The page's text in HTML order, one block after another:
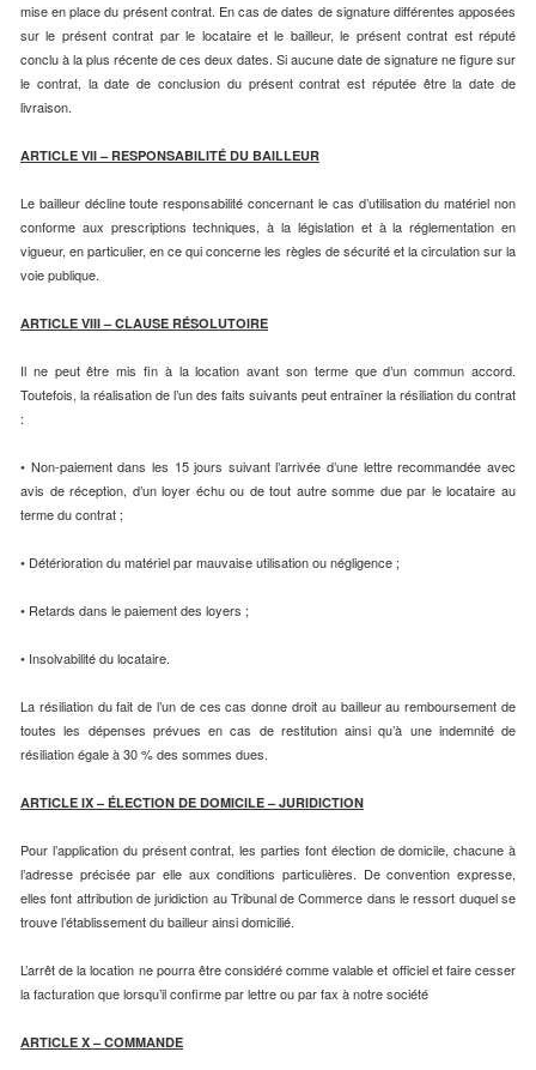
mise en place du présent contrat. En cas de dates de signature différentes apposées
sur le présent contrat par le locataire et le bailleur, le présent contrat est réputé
conclu à la plus récente de ces deux dates. Si aucune date de signature ne figure sur
le contrat, la date de conclusion du présent contrat est réputée être la date de
livraison.
ARTICLE VII – RESPONSABILITÉ DU BAILLEUR
Le bailleur décline toute responsabilité concernant le cas d’utilisation du matériel non
conforme aux prescriptions techniques, à la législation et à la réglementation en
vigueur, en particulier, en ce qui concerne les règles de sécurité et la circulation sur la
voie publique.
ARTICLE VIII – CLAUSE RÉSOLUTOIRE
Il ne peut être mis fin à la location avant son terme que d’un commun accord.
Toutefois, la réalisation de l’un des faits suivants peut entraîner la résiliation du contrat
:
• Non-paiement dans les 15 jours suivant l’arrivée d’une lettre recommandée avec
avis de réception, d’un loyer échu ou de tout autre somme due par le locataire au
terme du contrat ;
• Détérioration du matériel par mauvaise utilisation ou négligence ;
• Retards dans le paiement des loyers ;
• Insolvabilité du locataire.
La résiliation du fait de l’un de ces cas donne droit au bailleur au remboursement de
toutes les dépenses prévues en cas de restitution ainsi qu’à une indemnité de
résiliation égale à 30 % des sommes dues.
ARTICLE IX – ÉLECTION DE DOMICILE – JURIDICTION
Pour l’application du présent contrat, les parties font élection de domicile, chacune à
l’adresse précisée par elle aux conditions particulières. De convention expresse,
elles font attribution de juridiction au Tribunal de Commerce dans le ressort duquel se
trouve l’établissement du bailleur ainsi domicilié.
L’arrêt de la location ne pourra être considéré comme valable et officiel et faire cesser
la facturation que lorsqu’il confirme par lettre ou par fax à notre société
ARTICLE X – COMMANDE